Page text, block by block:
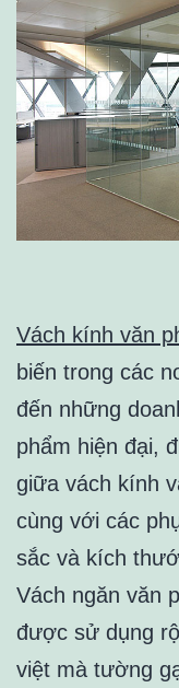
Vách kính văn
biến trong các
đến những
phẩm hiện đại,
giữa vách kính
cùng với các
sắc và kích
Vách ngăn văn
được sử dụng
việt mà tường